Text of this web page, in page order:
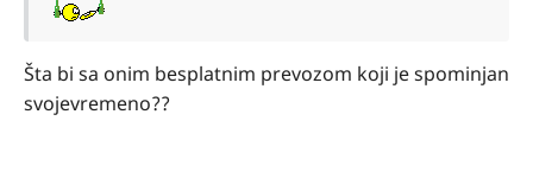
Šta bi sa onim besplatnim prevozom koji je spominjan
svojevremeno??